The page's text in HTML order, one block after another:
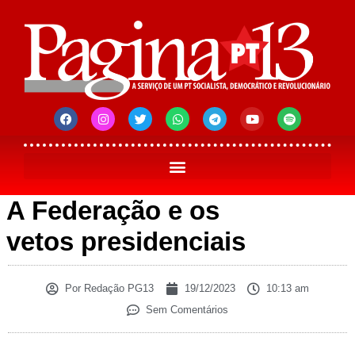
A Federação e os
vetos presidenciais
Por Redação PG13 19/12/2023
10:13 am
Sem Comentários